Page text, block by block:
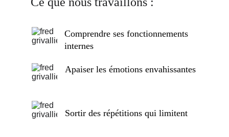
Apaiser les émotions envahissantes
Sortir des répétitions qui limitent
Comprendre ses fonctionnements
internes